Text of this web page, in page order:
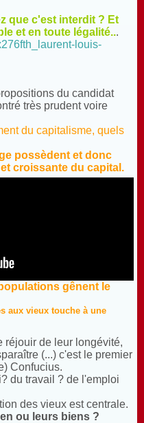
que c'est interdit ? Et
et en toute légalité...
louis-
du candidat
très prudent voire
du capitalisme, quels
possèdent et donc
croissante du capital.
gênent le
aux vieux touche à une
réjouir de leur longévité,
(...) c'est le premier
Confucius.
du travail ? de l'emploi
des vieux est centrale.
ou leurs biens ?